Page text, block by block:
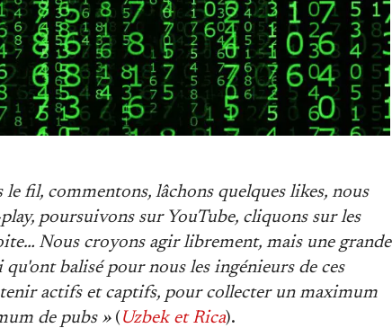
fil, commentons, lâchons quelques likes, nous
poursuivons sur YouTube, cliquons sur les
Nous croyons agir librement, mais une grande
balisé pour nous les ingénieurs de ces
actifs et captifs, pour collecter un maximum
de pubs »( Uzbek et Rica).